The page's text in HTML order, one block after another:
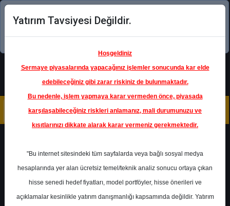
Şimdi uygulamayı indirin!
MAVI - MAVİ GİYİM SANAYİ VE
Yatırım Tavsiyesi Değildir.
Hoşgeldiniz
Sermaye piyasalarında yapacağınız işlemler sonucunda kar elde
edebileceğiniz gibi zarar riskiniz de bulunmaktadır.
Bu nedenle, işlem yapmaya karar vermeden önce, piyasada
karşılaşabileceğiniz riskleri anlamanız, mali durumunuzu ve
kısıtlarınızı dikkate alarak karar vermeniz gerekmektedir.
"Bu internet sitesindeki tüm sayfalarda veya bağlı sosyal medya
hesaplarında yer alan ücretsiz temel/teknik analiz sonucu ortaya çıkan
hisse senedi hedef fiyatları, model portföyler, hisse önerileri ve
açıklamalar kesinlikle yatırım danışmanlığı kapsamında değildir. Yatırım